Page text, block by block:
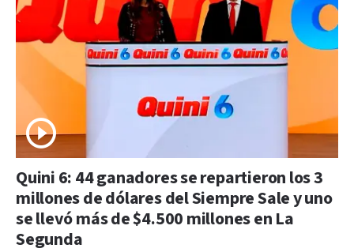
Quini 6: 44 ganadores se repartieron los 3
millones de dólares del Siempre Sale y uno
se llevó más de $4.500 millones en La
Segunda